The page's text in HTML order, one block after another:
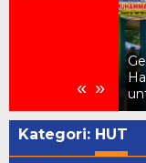
« »
Kategori: HUT